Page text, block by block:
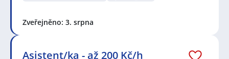
Zveřejněno: 3. srpna
Asistent/ka - až 200 Kč/h